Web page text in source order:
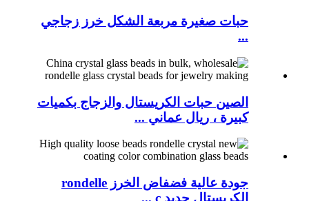
حبات صغيرة مربعة الشكل خرز زجاجي
...
الصين حبات الكريستال والزجاج بكميات
كبيرة ، ريال عماني ...
جودة عالية فضفاض الخرز rondelle
الكريستال جديد c ...